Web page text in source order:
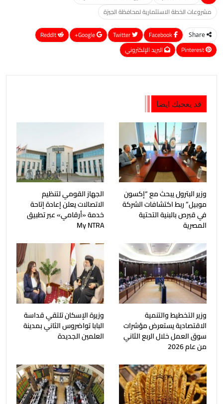
مشروعات الخطة الاستثمارية لمحافظة الجيزة
Share
Google+
ReddIt
Pinterest
البريد الإلكتروني
قد يعجبك ايضا
وزير البترول يبحث مع “إكسون
موبيل” ربط اكتشافات الشركة
في قبرص بالبنية التحتية
المصرية
الجهاز القومي لتنظيم
الاتصالات يعلن إعادة إتاحة
خدمة «أرقامي» عبر تطبيق
My NTRA
وزير التخطيط والتنمية
الاقتصادية يستعرض مؤشرات
سوق العمل خلال الربع الثاني
من عام 2026
وزيرة الإسكان تلتقي قداسة
البابا تواضروس الثاني بمدينة
العلمين الجديدة